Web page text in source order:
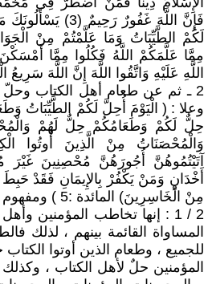
فَإِنَّ اللَّهَ غَفُورٌ
لَكُمْ الطَّيِّبَاتُ وَمَا عَلَّمْتُمْ مِنْ
مِمَّا عَلَّمَكُمْ اللَّهُ فَكُلُوا مِمَّا
اللَّهِ عَلَيْهِ وَاتَّقُوا اللَّهَ إِنَّ اللَّهَ سَرِيعُ
2 ـ ثم عن طعام أهل الكتاب
وعلا : ( الْيَوْمَ أُحِلَّ لَكُمْ الطَّيِّبَاتُ
حِلٌّ لَكُمْ وَطَعَامُكُمْ حِلٌّ لَهُمْ
وَالْمُحْصَنَاتُ مِنْ الَّذِينَ أُوتُوا
آتَيْتُمُوهُنَّ أُجُورَهُنَّ مُحْصِنِينَ غَيْرَ
أَخْدَانٍ وَمَنْ يَكْفُرْ بِالإِيمَانِ فَقَدْ
مِنْ الْخَاسِرِينَ) المائدة :5 ) ومفهوم منها :
2 / 1 : إنها تخاطب المؤمنين
المساواة القائمة بينهم ، لذلك
للجميع ، وطعام الذين أوتوا
المؤمنين حلٌ لأهل الكتاب ، وكذلك